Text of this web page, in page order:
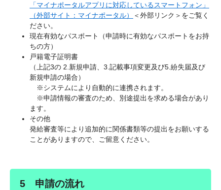
「マイナポータルアプリに対応しているスマートフォン」
（外部サイト：マイナポータル）
＜外部リンク＞ をご覧く
ださい。
現在有効なパスポート（申請時に有効なパスポートをお持
ちの方）
戸籍電子証明書
（上記3の 2.新規申請、3.記載事項変更及び5.紛失届及び
新規申請の場合）
※システムにより自動的に連携されます。
※申請情報の審査のため、別途提出を求める場合があり
ます。
その他
発給審査等により追加的に関係書類等の提出をお願いする
ことがありますので、ご留意ください。
5 申請の流れ